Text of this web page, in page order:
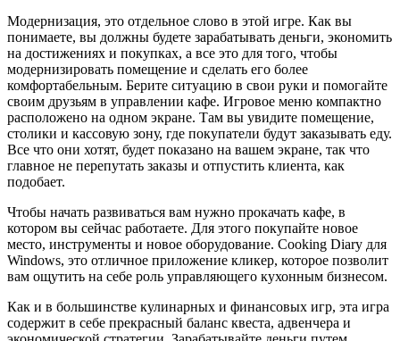
Модернизация, это отдельное слово в этой игре. Как вы
понимаете, вы должны будете зарабатывать деньги, экономить
на достижениях и покупках, а все это для того, чтобы
модернизировать помещение и сделать его более
комфортабельным. Берите ситуацию в свои руки и помогайте
своим друзьям в управлении кафе. Игровое меню компактно
расположено на одном экране. Там вы увидите помещение,
столики и кассовую зону, где покупатели будут заказывать еду.
Все что они хотят, будет показано на вашем экране, так что
главное не перепутать заказы и отпустить клиента, как
подобает.
Чтобы начать развиваться вам нужно прокачать кафе, в
котором вы сейчас работаете. Для этого покупайте новое
место, инструменты и новое оборудование. Cooking Diary для
Windows, это отличное приложение кликер, которое позволит
вам ощутить на себе роль управляющего кухонным бизнесом.
Как и в большинстве кулинарных и финансовых игр, эта игра
содержит в себе прекрасный баланс квеста, адвенчера и